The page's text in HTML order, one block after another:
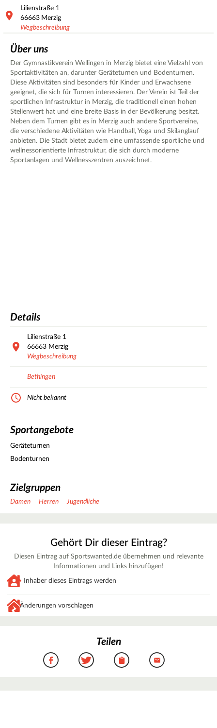
Lilienstraße 1
66663 Merzig
Wegbeschreibung
Über uns
Der Gymnastikverein Wellingen in Merzig bietet eine Vielzahl von
Sportaktivitäten an, darunter Geräteturnen und Bodenturnen.
Diese Aktivitäten sind besonders für Kinder und Erwachsene
geeignet, die sich für Turnen interessieren. Der Verein ist Teil der
sportlichen Infrastruktur in Merzig, die traditionell einen hohen
Stellenwert hat und eine breite Basis in der Bevölkerung besitzt.
Neben dem Turnen gibt es in Merzig auch andere Sportvereine,
die verschiedene Aktivitäten wie Handball, Yoga und Skilanglauf
anbieten. Die Stadt bietet zudem eine umfassende sportliche und
wellnessorientierte Infrastruktur, die sich durch moderne
Sportanlagen und Wellnesszentren auszeichnet.
Details
Lilienstraße 1
66663 Merzig
Wegbeschreibung
Bethingen
Nicht bekannt
Sportangebote
Geräteturnen
Bodenturnen
Zielgruppen
Damen Herren Jugendliche
Gehört Dir dieser Eintrag?
Diesen Eintrag auf Sportswanted.de übernehmen und relevante
Informationen und Links hinzufügen!
Inhaber dieses Eintrags werden
Änderungen vorschlagen
Teilen